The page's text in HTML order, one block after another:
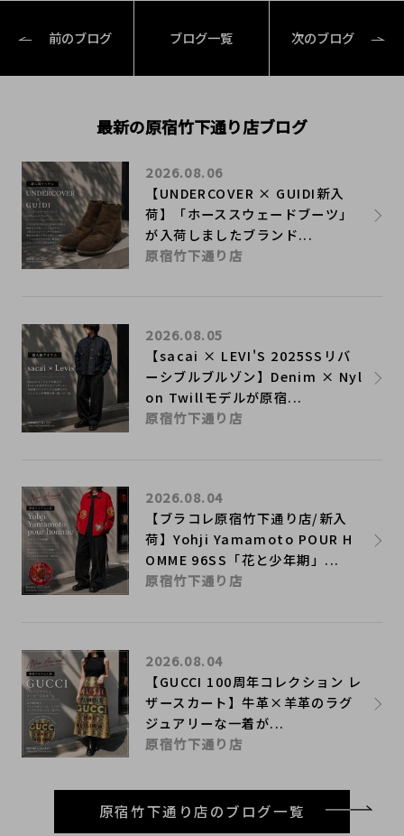
前のブログ ブログ一覧 次のブログ
最新の原宿竹下通り店ブログ
【UNDERCOVER × GUIDI新入
荷】「ホーススウェードブーツ」
が入荷しましたブランド...
2026.08.06
原宿竹下通り店
【sacai × LEVI'S 2025SSリバ
ーシブルブルゾン】Denim × Nyl
on Twillモデルが原宿...
2026.08.05
原宿竹下通り店
【ブラコレ原宿竹下通り店/新入
荷】Yohji Yamamoto POUR H
OMME 96SS「花と少年期」...
2026.08.04
原宿竹下通り店
【GUCCI 100周年コレクション レ
ザースカート】牛革×羊革のラグ
ジュアリーな一着が...
2026.08.04
原宿竹下通り店
原宿竹下通り店のブログ一覧